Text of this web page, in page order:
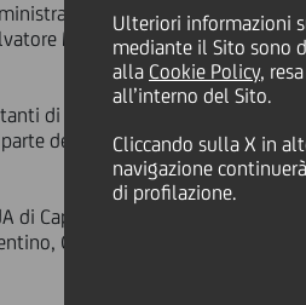
Ulteriori informazioni
mediante il Sito sono
alla Cookie Policy,
all’interno del Sito.
Cliccando sulla X in
navigazione
di profilazione.
di UniCredit ha
Mancuso quali membri del
di Capitalia fossero cooptati
delle assemblee degli
di Capitalia. Il Consiglio di
Giovanni Vaccarino e